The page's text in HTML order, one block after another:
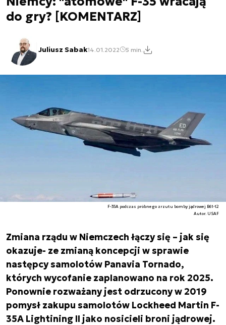
do gry? [KOMENTARZ]
Juliusz Sabak14.01.2022 5 min.
F-35A podczas próbnego zrzutu bomby jądrowej B61-12
Autor. USAF
Zmiana rządu w Niemczech łączy się – jak się
okazuje- ze zmianą koncepcji w sprawie
następcy samolotów Panavia Tornado,
których wycofanie zaplanowano na rok 2025.
Ponownie rozważany jest odrzucony w 2019
pomysł zakupu samolotów Lockheed Martin F-
35A Lightining II jako nosicieli broni jądrowej.